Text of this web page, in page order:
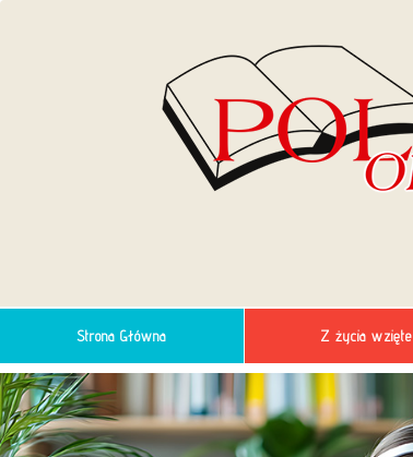
Strona Główna Z życia wzięte